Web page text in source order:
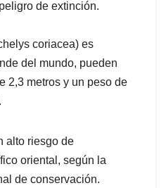
de extinción.
coriacea) es
del mundo, pueden
2,3 metros y un peso de
alto riesgo de
oriental, según la
de conservación.